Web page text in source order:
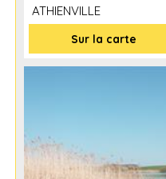
ATHIENVILLE
Sur la carte